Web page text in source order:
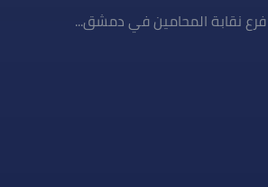
نقابة المحامين في دمشق...